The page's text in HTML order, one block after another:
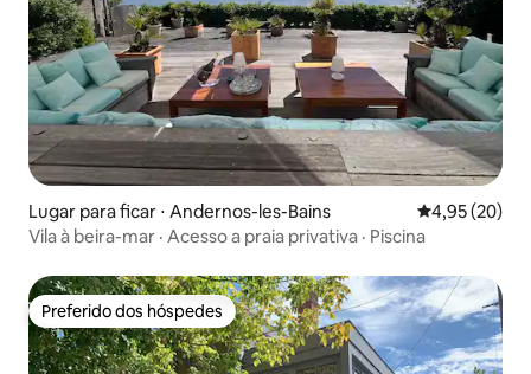
Lugar para ficar ⋅ Andernos-les-Bains 4,95 de uma
4,95 (20)
Vila à beira-mar · Acesso a praia privativa · Piscina
Preferido dos hóspedes
Preferido dos hóspedes